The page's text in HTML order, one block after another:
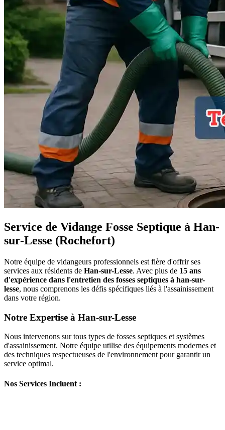
Service de Vidange Fosse Septique à Han-
sur-Lesse (Rochefort)
Notre équipe de vidangeurs professionnels est fière d'offrir ses
services aux résidents de Han-sur-Lesse. Avec plus de 15 ans
d'expérience dans l'entretien des fosses septiques à han-sur-
lesse, nous comprenons les défis spécifiques liés à l'assainissement
dans votre région.
Notre Expertise à Han-sur-Lesse
Nous intervenons sur tous types de fosses septiques et systèmes
d'assainissement. Notre équipe utilise des équipements modernes et
des techniques respectueuses de l'environnement pour garantir un
service optimal.
Nos Services Incluent :